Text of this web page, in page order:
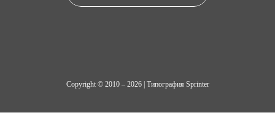
Copyright © 2010 – 2026 | Типография Sprinter